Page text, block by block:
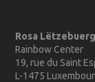
Rosa
Rainbow Center
19, rue du Saint
L-1475